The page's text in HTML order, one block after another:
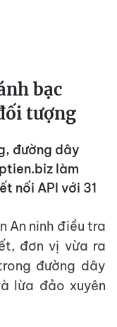
bạc
tượng
đường dây
làm
nối API với 31
An ninh điều tra
đơn vị vừa ra
đường dây
lừa đảo xuyên